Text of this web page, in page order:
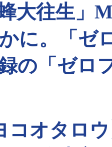
大往生」
かに。「
の「ゼロ
コオタロ